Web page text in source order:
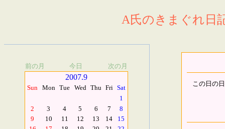
A氏のきまぐれ日
前の月 今日 次の月
2007.9
Sun Mon Tue Wed Thu Fri Sat
1
2
3 4 5 6 7
8
9
10 11 12 13 14
15
この日の